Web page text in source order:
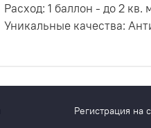
Расход: 1 баллон - до 2 кв.
Уникальные качества:
Регистрация на